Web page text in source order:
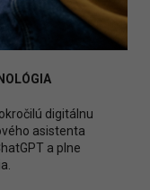
digitálnu
asistenta
a plne